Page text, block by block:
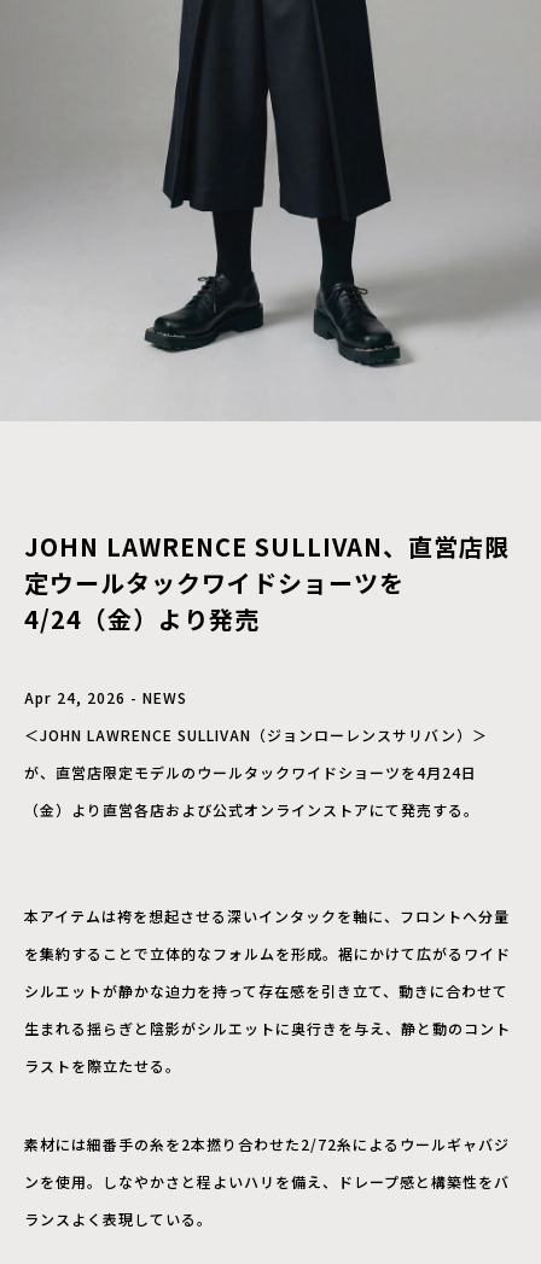
JOHN LAWRENCE SULLIVAN、直営店限
定ウールタックワイドショーツを
4/24（金）より発売
Apr 24, 2026 - NEWS
＜JOHN LAWRENCE SULLIVAN（ジョンローレンスサリバン）＞
が、直営店限定モデルのウールタックワイドショーツを4月24日
（金）より直営各店および公式オンラインストアにて発売する。
本アイテムは袴を想起させる深いインタックを軸に、フロントへ分量
を集約することで立体的なフォルムを形成。裾にかけて広がるワイド
シルエットが静かな迫力を持って存在感を引き立て、動きに合わせて
生まれる揺らぎと陰影がシルエットに奥行きを与え、静と動のコント
ラストを際立たせる。
素材には細番手の糸を2本撚り合わせた2/72糸によるウールギャバジ
ンを使用。しなやかさと程よいハリを備え、ドレープ感と構築性をバ
ランスよく表現している。